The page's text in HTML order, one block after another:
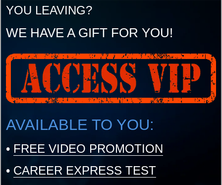
YOU LEAVING?
WE HAVE A GIFT FOR YOU!
AVAILABLE TO YOU:
• FREE VIDEO PROMOTION
• CAREER EXPRESS TEST